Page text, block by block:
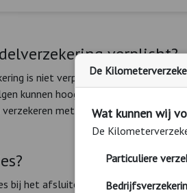
verplicht?
is niet verplicht. In uw huis staan
kunnen hoog oplopen en zijn vaak
met een
bij het afsluiten van deze
De
Wat kunnen wij
De
Particuliere